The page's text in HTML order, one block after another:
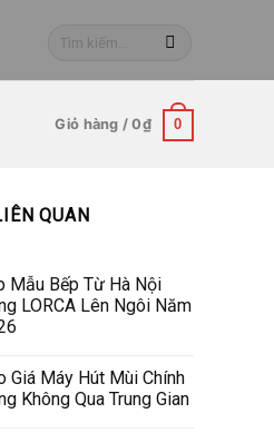
Tìm
Giỏ hàng /0₫ 0
QUAN
Mẫu Bếp Từ Hà Nội
LORCA Lên Ngôi Năm
Giá Máy Hút Mùi Chính
Không Qua Trung Gian